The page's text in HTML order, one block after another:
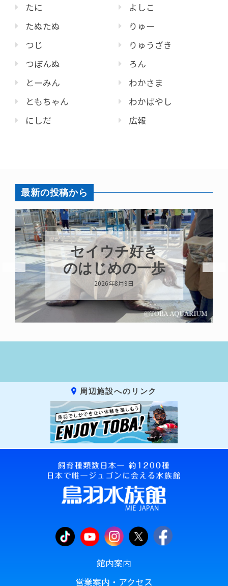
たに
たぬたぬ
つじ
つぼんぬ
とーみん
ともちゃん
にしだ
よしこ
りゅー
りゅうざき
ろん
わかさま
わかばやし
広報
最新の投稿から
セイウチ好き
のはじめの一歩
2026年8月9日
周辺施設へのリンク
館内案内
営業案内・アクセス